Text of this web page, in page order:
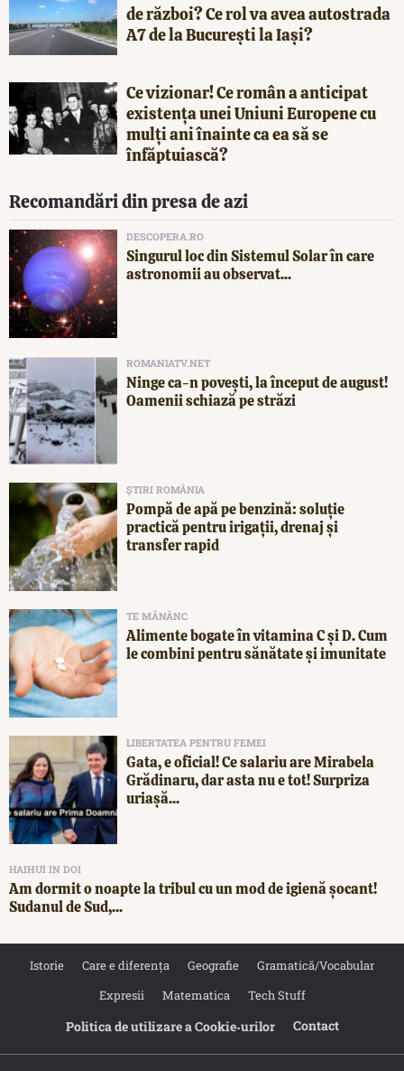
de război? Ce rol va avea autostrada
A7 de la București la Iași?
Ce vizionar! Ce român a anticipat
existența unei Uniuni Europene cu
mulți ani înainte ca ea să se
înfăptuiască?
Recomandări din presa de azi
DESCOPERA.RO
Singurul loc din Sistemul Solar în care
astronomii au observat...
ROMANIATV.NET
Ninge ca-n povești, la început de august!
Oamenii schiază pe străzi
ȘTIRI ROMÂNIA
Pompă de apă pe benzină: soluție
practică pentru irigații, drenaj și
transfer rapid
TE MĂNÂNC
Alimente bogate în vitamina C și D. Cum
le combini pentru sănătate și imunitate
LIBERTATEA PENTRU FEMEI
Gata, e oficial! Ce salariu are Mirabela
Grădinaru, dar asta nu e tot! Surpriza
uriașă...
HAIHUI IN DOI
Am dormit o noapte la tribul cu un mod de igienă șocant!
Sudanul de Sud,...
Istorie Care e diferența Geografie
Gramatică/Vocabular
Expresii
Matematica Tech Stuff
Politica de utilizare a Cookie‐urilor Contact